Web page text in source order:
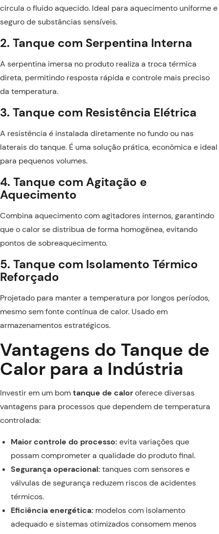
circula o fluido aquecido. Ideal para aquecimento uniforme e
seguro de substâncias sensíveis.
2. Tanque com Serpentina Interna
A serpentina imersa no produto realiza a troca térmica
direta, permitindo resposta rápida e controle mais preciso
da temperatura.
3. Tanque com Resistência Elétrica
A resistência é instalada diretamente no fundo ou nas
laterais do tanque. É uma solução prática, econômica e ideal
para pequenos volumes.
4. Tanque com Agitação e
Aquecimento
Combina aquecimento com agitadores internos, garantindo
que o calor se distribua de forma homogênea, evitando
pontos de sobreaquecimento.
5. Tanque com Isolamento Térmico
Reforçado
Projetado para manter a temperatura por longos períodos,
mesmo sem fonte contínua de calor. Usado em
armazenamentos estratégicos.
Vantagens do Tanque de
Calor para a Indústria
Investir em um bomtanque de caloroferece diversas
vantagens para processos que dependem de temperatura
controlada:
Maior controle do processo: evita variações que
possam comprometer a qualidade do produto final.
Segurança operacional: tanques com sensores e
válvulas de segurança reduzem riscos de acidentes
térmicos.
Eficiência energética: modelos com isolamento
adequado e sistemas otimizados consomem menos